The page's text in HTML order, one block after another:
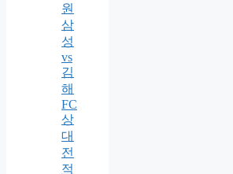
원
삼
성
vs
김
해
FC
상
대
전
적